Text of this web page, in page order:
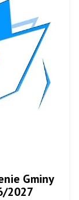
Gminy
2027